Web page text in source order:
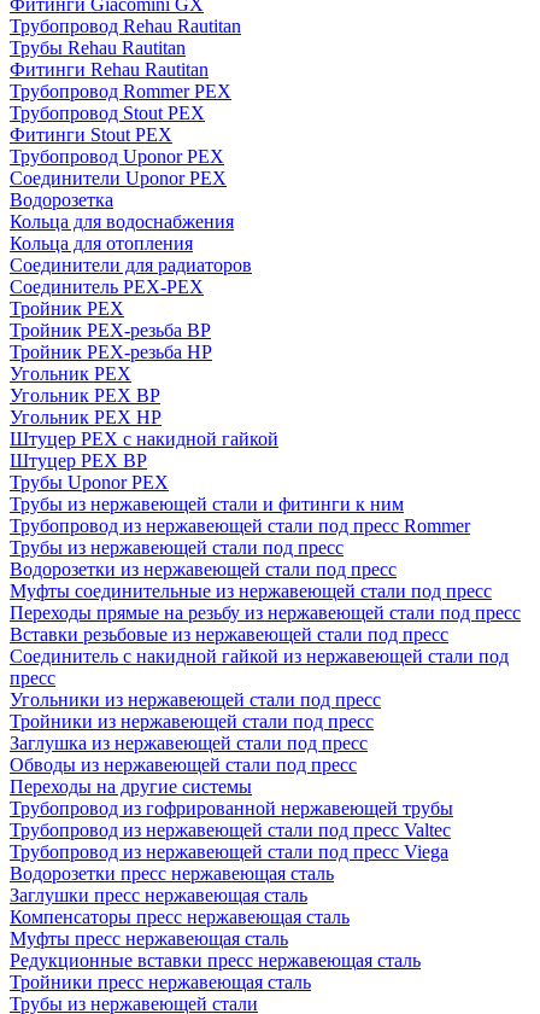
Трубопровод Rehau Rautitan
Трубы Rehau Rautitan
Фитинги Rehau Rautitan
Трубопровод Rommer PEX
Трубопровод Stout PEX
Фитинги Stout PEX
Трубопровод Uponor PEX
Соединители Uponor PEX
Водорозетка
Кольца для водоснабжения
Кольца для отопления
Соединители для радиаторов
Соединитель PEX-PEX
Тройник PEX
Тройник PEX-резьба ВР
Тройник PEX-резьба НР
Угольник PEX
Угольник PEX ВР
Угольник PEX НР
Штуцер PEX c накидной гайкой
Штуцер PEX ВР
Трубы Uponor PEX
Трубы из нержавеющей стали и фитинги к ним
Трубопровод из нержавеющей стали под пресс Rommer
Трубы из нержавеющей стали под пресс
Водорозетки из нержавеющей стали под пресс
Муфты соединительные из нержавеющей стали под пресс
Переходы прямые на резьбу из нержавеющей стали под пресс
Вставки резьбовые из нержавеющей стали под пресс
Соединитель с накидной гайкой из нержавеющей стали под
пресс
Угольники из нержавеющей стали под пресс
Тройники из нержавеющей стали под пресс
Заглушка из нержавеющей стали под пресс
Обводы из нержавеющей стали под пресс
Переходы на другие системы
Трубопровод из гофрированной нержавеющей трубы
Трубопровод из нержавеющей стали под пресс Valtec
Трубопровод из нержавеющей стали под пресс Viega
Водорозетки пресс нержавеющая сталь
Заглушки пресс нержавеющая сталь
Компенсаторы пресс нержавеющая сталь
Муфты пресс нержавеющая сталь
Редукционные вставки пресс нержавеющая сталь
Тройники пресс нержавеющая сталь
Трубы из нержавеющей стали